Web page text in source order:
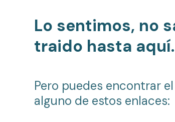
Lo sentimos, no
traido hasta aquí.
Pero puedes encontrar
alguno de estos enlaces: